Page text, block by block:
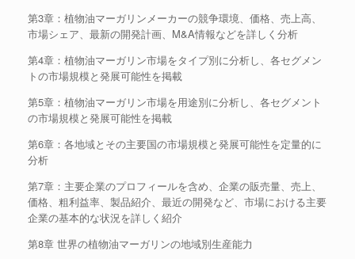
第3章：植物油マーガリンメーカーの競争環境、価格、売上高、
市場シェア、最新の開発計画、M&A情報などを詳しく分析
第4章：植物油マーガリン市場をタイプ別に分析し、各セグメン
トの市場規模と発展可能性を掲載
第5章：植物油マーガリン市場を用途別に分析し、各セグメント
の市場規模と発展可能性を掲載
第6章：各地域とその主要国の市場規模と発展可能性を定量的に
分析
第7章：主要企業のプロフィールを含め、企業の販売量、売上、
価格、粗利益率、製品紹介、最近の開発など、市場における主要
企業の基本的な状況を詳しく紹介
第8章 世界の植物油マーガリンの地域別生産能力